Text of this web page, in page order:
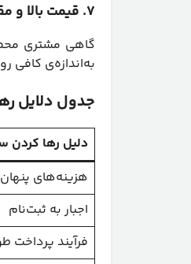
۷. قیمت بالا و مقایسه با رقبا
گاهی مشتری
به‌اندازه‌ی کافی
جدول دلایل
دلیل رها کردن
هزینه‌های پنهان
اجبار به ثبت‌نام
فرآیند پرداخت